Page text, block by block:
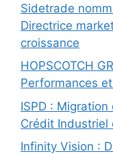
Sidetrade
Directrice
croissance
HOPSCOTCH
Performances
ISPD :
Crédit Industriel
Infinity Vision :